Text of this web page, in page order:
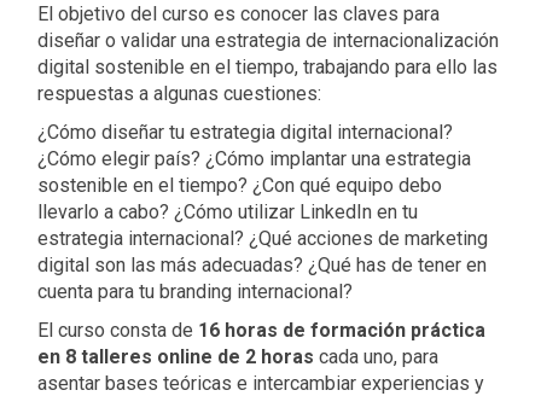
El objetivo del curso es conocer las claves para
diseñar o validar una estrategia de internacionalización
digital sostenible en el tiempo, trabajando para ello las
respuestas a algunas cuestiones:
¿Cómo diseñar tu estrategia digital internacional?
¿Cómo elegir país? ¿Cómo implantar una estrategia
sostenible en el tiempo? ¿Con qué equipo debo
llevarlo a cabo? ¿Cómo utilizar LinkedIn en tu
estrategia internacional? ¿Qué acciones de marketing
digital son las más adecuadas? ¿Qué has de tener en
cuenta para tu branding internacional?
El curso consta de 16 horas de formación práctica
en 8 talleres online de 2 horas cada uno, para
asentar bases teóricas e intercambiar experiencias y